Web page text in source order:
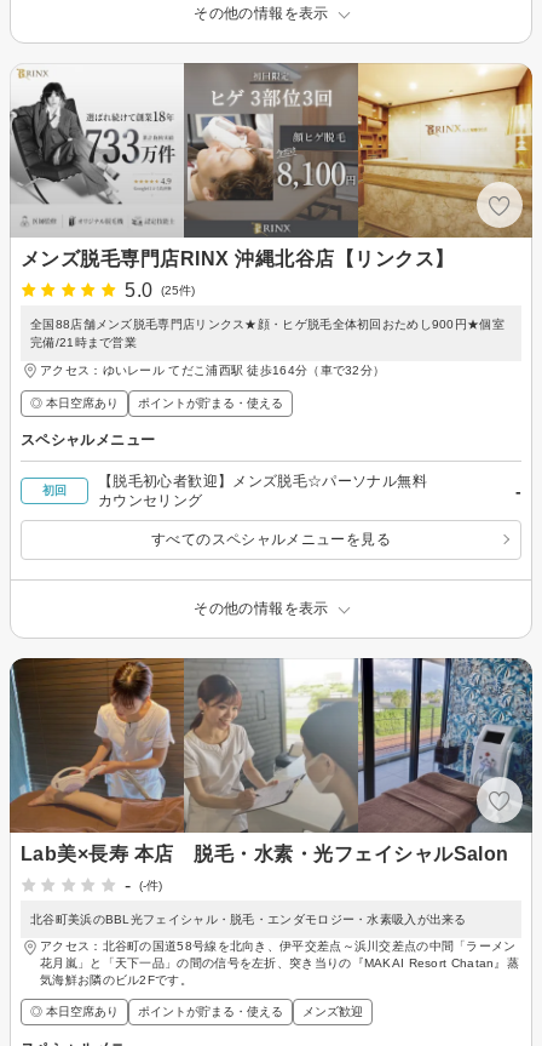
その他の情報を表示
メンズ脱毛専門店RINX 沖縄北谷店【リンクス】
5.0
(25件)
全国88店舗メンズ脱毛専門店リンクス★顔・ヒゲ脱毛全体初回おためし900円★個室
完備/21時まで営業
アクセス：ゆいレール てだこ浦西駅 徒歩164分（車で32分）
◎ 本日空席あり ポイントが貯まる・使える
スペシャルメニュー
初回
【脱毛初心者歓迎】メンズ脱毛☆パーソナル無料
カウンセリング
-
すべてのスペシャルメニューを見る
その他の情報を表示
Lab美×長寿 本店 脱毛・水素・光フェイシャルSalon
-
(-件)
北谷町美浜のBBL光フェイシャル・脱毛・エンダモロジー・水素吸入が出来る
アクセス：北谷町の国道58号線を北向き、伊平交差点～浜川交差点の中間「ラーメン
花月嵐」と「天下一品」の間の信号を左折、突き当りの『MAKAI Resort Chatan』蒸
気海鮮お隣のビル2Fです。
◎ 本日空席あり ポイントが貯まる・使える メンズ歓迎